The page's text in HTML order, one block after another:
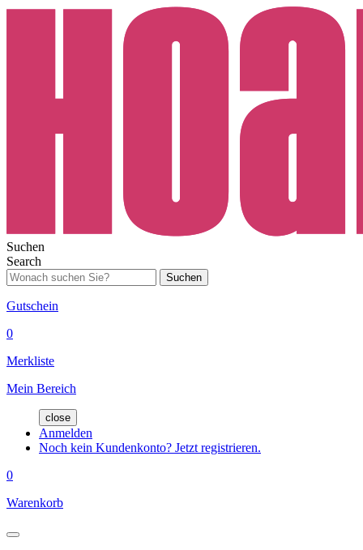
Suchen
Search
Suchen
Gutschein
0
Merkliste
Mein Bereich
close
Anmelden
Noch kein Kundenkonto? Jetzt registrieren.
0
Warenkorb